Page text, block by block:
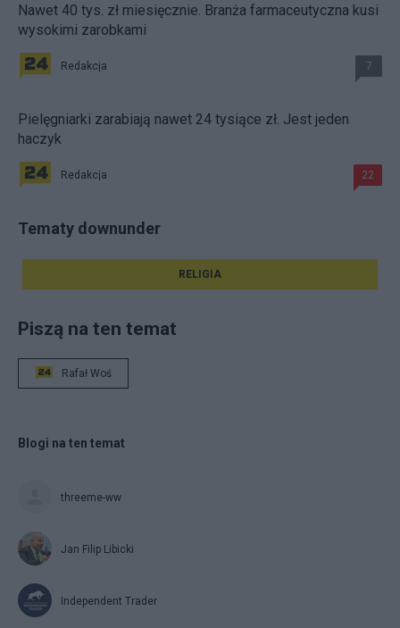
Nawet 40 tys. zł miesięcznie. Branża farmaceutyczna kusi
wysokimi zarobkami
Redakcja 7
Pielęgniarki zarabiają nawet 24 tysiące zł. Jest jeden
haczyk
Redakcja 22
Tematy downunder
RELIGIA
Piszą na ten temat
Rafał Woś
Blogi na ten temat
threeme-ww
Jan Filip Libicki
Independent Trader